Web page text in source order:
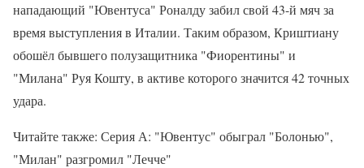
нападающий "Ювентуса" Роналду забил свой 43-й мяч за
время выступления в Италии. Таким образом, Криштиану
обошёл бывшего полузащитника "Фиорентины" и
"Милана" Руя Кошту, в активе которого значится 42 точных
удара.
Читайте также: Серия А: "Ювентус" обыграл "Болонью",
"Милан" разгромил "Лечче"